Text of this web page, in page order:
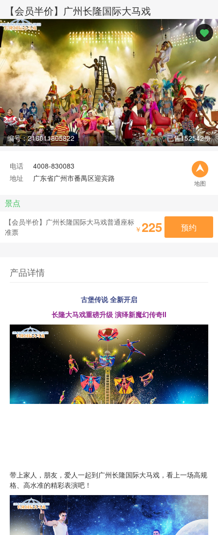
【会员半价】广州长隆国际大马戏
编号：216011805822 已售152542份
电话
4008-830083
地址
广东省广州市番禺区迎宾路
地图
景点
【会员半价】广州长隆国际大马戏普通座标
准票
￥225 预约
产品详情
古堡传说 全新开启
长隆大马戏重磅升级 演绎新魔幻传奇II
带上家人，朋友，爱人一起到广州长隆国际大马戏，看上一场高规
格、高水准的精彩表演吧！